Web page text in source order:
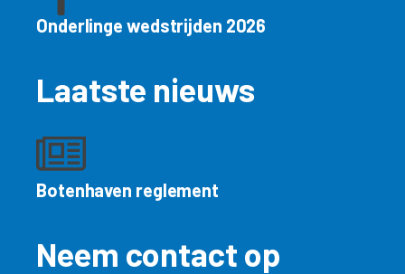
Onderlinge wedstrijden 2026
Laatste nieuws
Botenhaven reglement
Neem contact op